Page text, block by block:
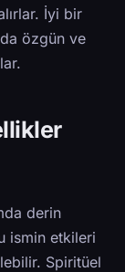
İyi bir
özgün ve
derin
ismin etkileri
Spiritüel